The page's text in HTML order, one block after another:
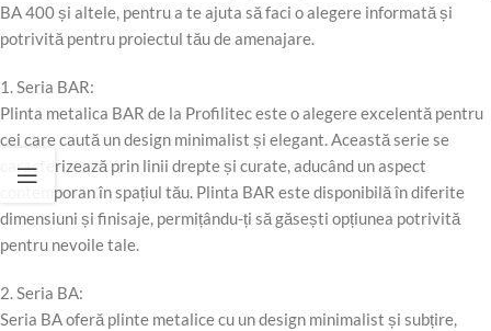
BA 400 și altele, pentru a te ajuta să faci o alegere informată și
potrivită pentru proiectul tău de amenajare.
1. Seria BAR:
Plinta metalica BAR de la Profilitec este o alegere excelentă pentru
cei care caută un design minimalist și elegant. Această serie se
caracterizează prin linii drepte și curate, aducând un aspect
contemporan în spațiul tău. Plinta BAR este disponibilă în diferite
dimensiuni și finisaje, permițându-ți să găsești opțiunea potrivită
pentru nevoile tale.
2. Seria BA:
Seria BA oferă plinte metalice cu un design minimalist și subțire,